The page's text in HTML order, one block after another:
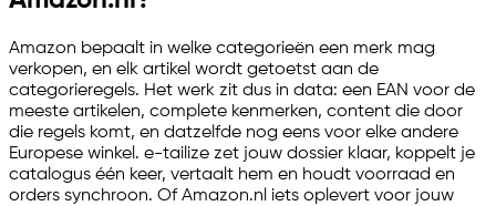
Amazon bepaalt in welke categorieën een merk mag
verkopen, en elk artikel wordt getoetst aan de
categorieregels. Het werk zit dus in data: een EAN voor de
meeste artikelen, complete kenmerken, content die door
die regels komt, en datzelfde nog eens voor elke andere
Europese winkel. e-tailize zet jouw dossier klaar, koppelt je
catalogus één keer, vertaalt hem en houdt voorraad en
orders synchroon. Of Amazon.nl iets oplevert voor jouw